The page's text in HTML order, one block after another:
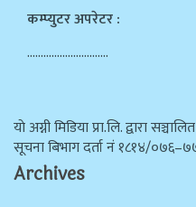
कम्प्युटर अपरेटर :
…………………………
याे अग्नी मिडिया प्रा.लि. द्वारा
सूचना बिभाग दर्ता न‌ं १८१४/
Archives